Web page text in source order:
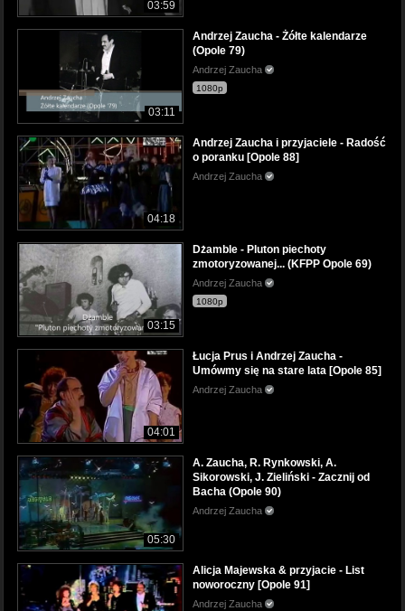
03:59
03:11
Andrzej Zaucha - Żółte kalendarze
(Opole 79)
Andrzej Zaucha
1080p
04:18
Andrzej Zaucha i przyjaciele - Radość
o poranku [Opole 88]
Andrzej Zaucha
03:15
Dżamble - Pluton piechoty
zmotoryzowanej... (KFPP Opole 69)
Andrzej Zaucha
1080p
04:01
Łucja Prus i Andrzej Zaucha -
Umówmy się na stare lata [Opole 85]
Andrzej Zaucha
05:30
A. Zaucha, R. Rynkowski, A.
Sikorowski, J. Zieliński - Zacznij od
Bacha (Opole 90)
Andrzej Zaucha
Alicja Majewska & przyjacie - List
noworoczny [Opole 91]
Andrzej Zaucha